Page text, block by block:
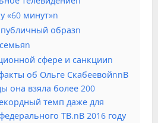
«60 минут»n
образn
сфере и санкцииn
об Ольге СкабеевойnnВ
она взяла более 200
темп даже для
ТВ.nВ 2016 году